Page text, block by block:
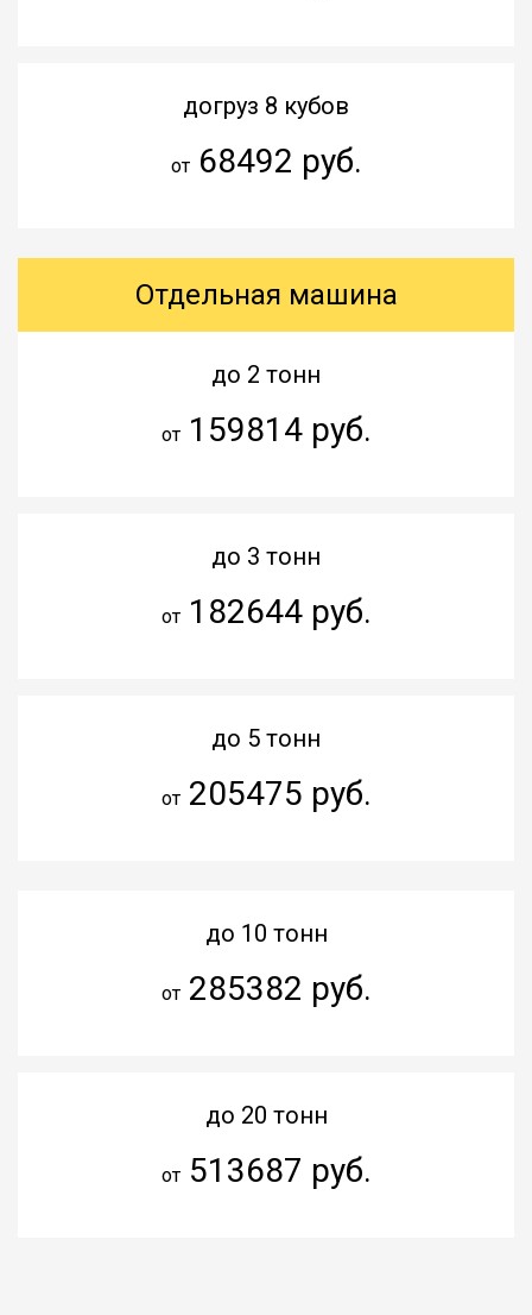
догруз 8 кубов
от68492 руб.
Отдельная машина
до 2 тонн
от159814 руб.
до 3 тонн
от182644 руб.
до 5 тонн
от205475 руб.
до 10 тонн
от285382 руб.
до 20 тонн
от513687 руб.